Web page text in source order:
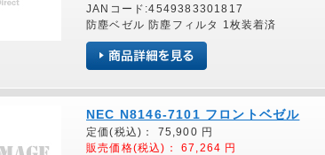
JANコード:4549383301817
防塵ベゼル 防塵フィルタ 1枚装着済
NEC N8146-7101 フロントベゼル
定価(税込)： 75,900 円
販売価格(税込)： 67,264 円